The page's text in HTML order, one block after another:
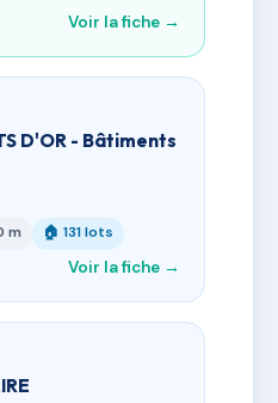
Voir la fiche →
D'OR - Bâtiments
m 🏠 131 lots
Voir la fiche →